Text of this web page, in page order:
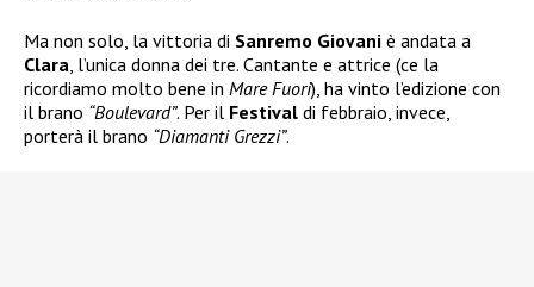
Ma non solo, la vittoria di Sanremo Giovani è andata a
Clara, l’unica donna dei tre. Cantante e attrice (ce la
ricordiamo molto bene in Mare Fuori), ha vinto l’edizione con
il brano “Boulevard”. Per il Festival di febbraio, invece,
porterà il brano “Diamanti Grezzi”.